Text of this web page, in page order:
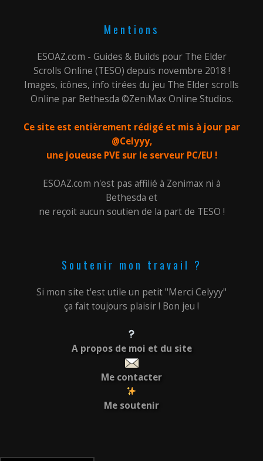
Mentions
ESOAZ.com - Guides & Builds pour The Elder
Scrolls Online (TESO) depuis novembre 2018 !
Images, icônes, info tirées du jeu The Elder scrolls
Online par Bethesda ©ZeniMax Online Studios.
Ce site est entièrement rédigé et mis à jour par
@Celyyy,
une joueuse PVE sur le serveur PC/EU !
ESOAZ.com n'est pas affilié à Zenimax ni à
Bethesda et
ne reçoit aucun soutien de la part de TESO !
Soutenir mon travail ?
Si mon site t'est utile un petit "Merci Celyyy"
ça fait toujours plaisir ! Bon jeu !
A propos de moi et du site
Me contacter
Me soutenir